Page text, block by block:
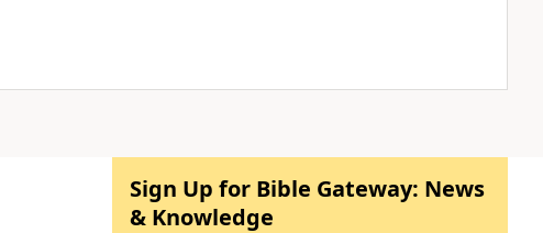
Sign Up for Bible Gateway: News
& Knowledge